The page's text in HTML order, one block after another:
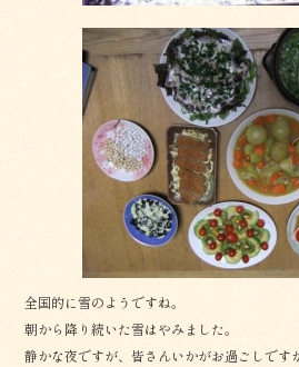
全国的に雪のようですね。
朝から降り続いた雪はやみました。
静かな夜ですが、皆さんいかがお過ごしです